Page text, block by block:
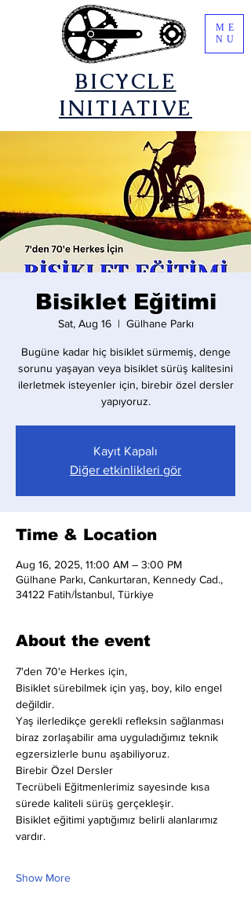
​BICYCLE
INITIATIVE
ME
NU
Bisiklet Eğitimi
Sat, Aug 16
  |
Gülhane Parkı
Bugüne kadar hiç bisiklet sürmemiş, denge
sorunu yaşayan veya bisiklet sürüş kalitesini
ilerletmek isteyenler için, birebir özel dersler
yapıyoruz.
Kayıt Kapalı
Diğer etkinlikleri gör
Time & Location
Aug 16, 2025, 11:00 AM – 3:00 PM
Gülhane Parkı, Cankurtaran, Kennedy Cad.,
34122 Fatih/İstanbul, Türkiye
About the event
7'den 70'e Herkes için,
Bisiklet sürebilmek için yaş, boy, kilo engel
değildir.
Yaş ilerledikçe gerekli refleksin sağlanması
biraz zorlaşabilir ama uyguladığımız teknik
egzersizlerle bunu aşabiliyoruz.
Birebir Özel Dersler
Tecrübeli Eğitmenlerimiz sayesinde kısa
sürede kaliteli sürüş gerçekleşir.
Bisiklet eğitimi yaptığımız belirli alanlarımız
vardır.
Show More